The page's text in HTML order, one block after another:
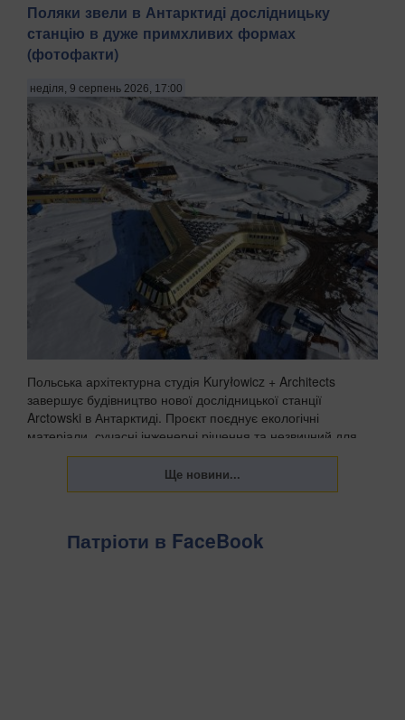
Поляки звели в Антарктиді дослідницьку
станцію в дуже примхливих формах
(фотофакти)
неділя, 9 серпень 2026, 17:00
Польська архітектурна студія Kuryłowicz + Architects
завершує будівництво нової дослідницької станції
Arctowski в Антарктиді. Проєкт поєднує екологічні
матеріали, сучасні інженерні рішення та незвичний для
полярних баз акцент на комфорті людей, які пра...
Патріоти в FaceBook